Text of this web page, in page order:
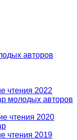
авторов
чтения 2022
молодых авторов
чтения 2020
чтения 2019